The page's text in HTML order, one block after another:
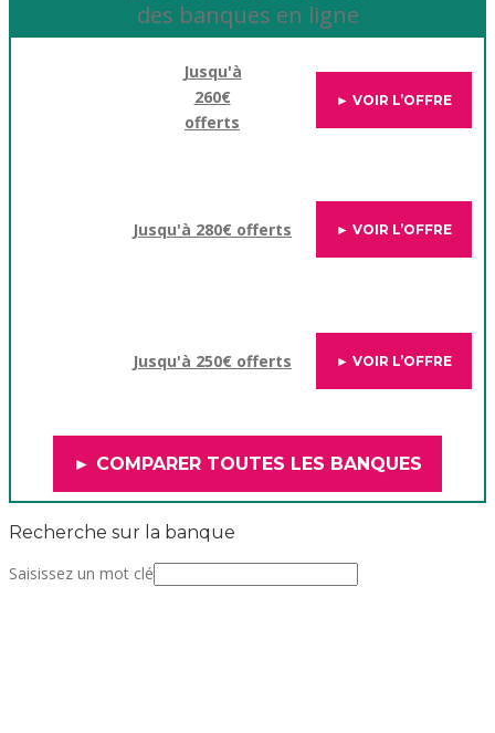
des banques en ligne
Jusqu'à
260€
offerts
► VOIR L’OFFRE
Jusqu'à 280€ offerts ► VOIR L’OFFRE
Jusqu'à 250€ offerts ► VOIR L’OFFRE
► COMPARER TOUTES LES BANQUES
Recherche sur la banque
Saisissez un mot clé